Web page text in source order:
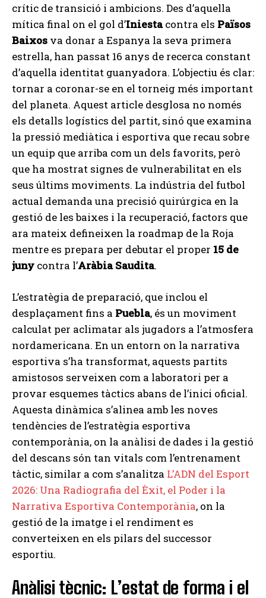
crític de transició i ambicions. Des d’aquella
mítica final on el gol d’Iniestacontra els Països
Baixos va donar a Espanya la seva primera
estrella, han passat 16 anys de recerca constant
d’aquella identitat guanyadora. L’objectiu és clar:
tornar a coronar-se en el torneig més important
del planeta. Aquest article desglosa no només
els detalls logístics del partit, sinó que examina
la pressió mediàtica i esportiva que recau sobre
un equip que arriba com un dels favorits, però
que ha mostrat signes de vulnerabilitat en els
seus últims moviments. La indústria del futbol
actual demanda una precisió quirúrgica en la
gestió de les baixes i la recuperació, factors que
ara mateix defineixen la roadmap de la Roja
mentre es prepara per debutar el proper 15 de
juny contra l’Aràbia Saudita.
L’estratègia de preparació, que inclou el
desplaçament fins a Puebla, és un moviment
calculat per aclimatar als jugadors a l’atmosfera
nordamericana. En un entorn on la narrativa
esportiva s’ha transformat, aquests partits
amistosos serveixen com a laboratori per a
provar esquemes tàctics abans de l’inici oficial.
Aquesta dinàmica s’alinea amb les noves
tendències de l’estratègia esportiva
contemporània, on la anàlisi de dades i la gestió
del descans són tan vitals com l’entrenament
tàctic, similar a com s’analitza L’ADN del Esport
2026: Una Radiografia del Èxit, el Poder i la
Narrativa Esportiva Contemporània, on la
gestió de la imatge i el rendiment es
converteixen en els pilars del successor
esportiu.
Anàlisi tècnic: L’estat de forma i el